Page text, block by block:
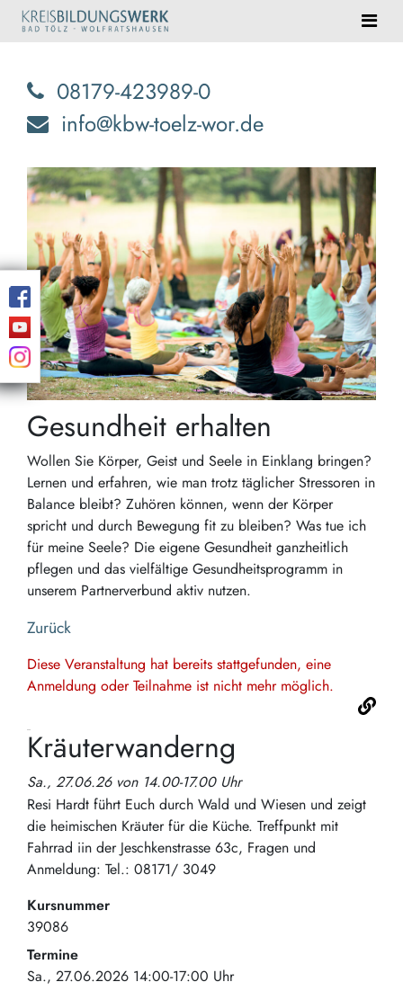
08179-423989-0
info@kbw-toelz-wor.de
Gesundheit erhalten
Wollen Sie Körper, Geist und Seele in Einklang bringen?
Lernen und erfahren, wie man trotz täglicher Stressoren in
Balance bleibt? Zuhören können, wenn der Körper
spricht und durch Bewegung fit zu bleiben? Was tue ich
für meine Seele? Die eigene Gesundheit ganzheitlich
pflegen und das vielfältige Gesundheitsprogramm in
unserem Partnerverbund aktiv nutzen.
Zurück
Diese Veranstaltung hat bereits stattgefunden, eine
Anmeldung oder Teilnahme ist nicht mehr möglich.
Kräuterwanderng
Sa., 27.06.26 von 14.00-17.00 Uhr
Resi Hardt führt Euch durch Wald und Wiesen und zeigt
die heimischen Kräuter für die Küche. Treffpunkt mit
Fahrrad iin der Jeschkenstrasse 63c, Fragen und
Anmeldung: Tel.: 08171/ 3049
Kursnummer
39086
Termine
Sa., 27.06.2026 14:00-17:00 Uhr